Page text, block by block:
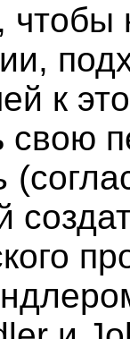
чтобы
к
свою